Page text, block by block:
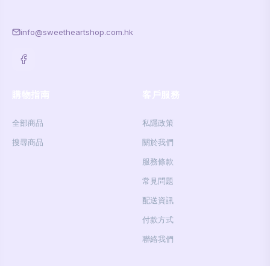
info@sweetheartshop.com.hk
全部商品
搜尋商品
私隱政策
關於我們
服務條款
常見問題
配送資訊
付款方式
聯絡我們